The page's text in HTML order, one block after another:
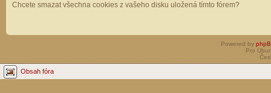
Chcete smazat všechna cookies z vašeho disku uložená tímto fórem?
Powered by
Pro
Obsah fóra